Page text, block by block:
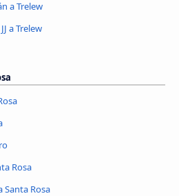
a Trelew
a Trelew
Rosa
Santa Rosa